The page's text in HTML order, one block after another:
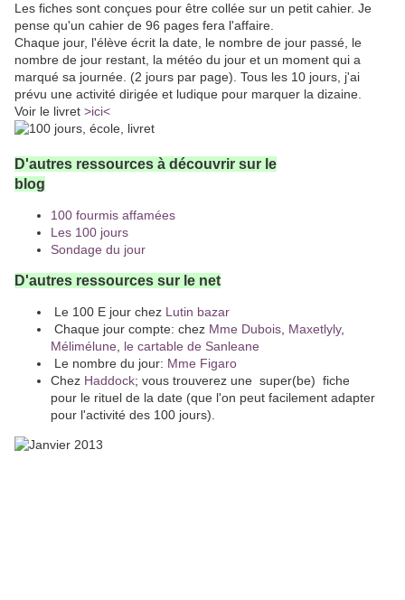
Les fiches sont conçues pour être collée sur un petit cahier. Je
pense qu'un cahier de 96 pages fera l'affaire.
Chaque jour, l'élève écrit la date, le nombre de jour passé, le
nombre de jour restant, la météo du jour et un moment qui a
marqué sa journée. (2 jours par page). Tous les 10 jours, j'ai
prévu une activité dirigée et ludique pour marquer la dizaine.
Voir le livret >ici<
D'autres ressources à découvrir sur le
blog
100 fourmis affamées
Les 100 jours
Sondage du jour
D'autres ressources sur le net
L e 100 E jour chez Lutin bazar
Chaque jour compte: chez Mme Dubois Maxetlyly,
Mélimélune
le cartable de Sanleane
Le nombre du jour: Mme Figaro
Chez Haddock; vous trouverez une super(be) fiche
pour le rituel de la date (que l'on peut facilement adapter
pour l'activité des 100 jours).